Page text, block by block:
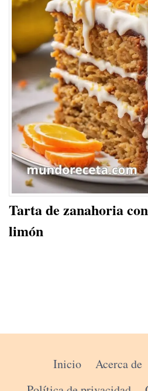
Tarta de zanahoria
limón
Inicio Acerca de